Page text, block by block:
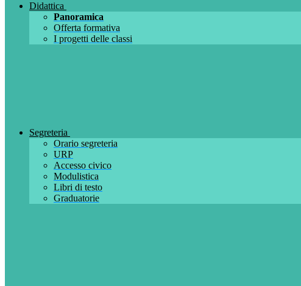
Didattica
Panoramica
Offerta formativa
I progetti delle classi
Segreteria
Orario segreteria
URP
Accesso civico
Modulistica
Libri di testo
Graduatorie